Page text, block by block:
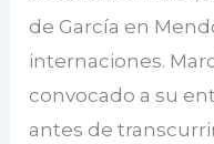
de García en
internaciones.
convocado a su
antes de